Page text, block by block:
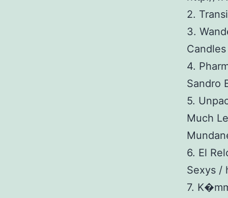
2.
3.
4.
Sandro
5.
Much
6. El
Sexys /
7.